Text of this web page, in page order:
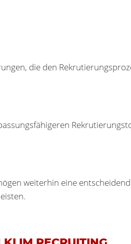
die den
weiterhin eine